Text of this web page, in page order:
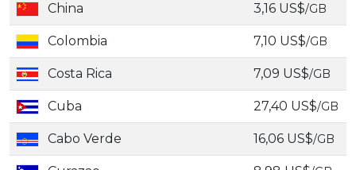
China 3,16 US$/GB
Colombia 7,10 US$/GB
Costa Rica 7,09 US$/GB
Cuba 27,40 US$/GB
Cabo Verde 16,06 US$/GB